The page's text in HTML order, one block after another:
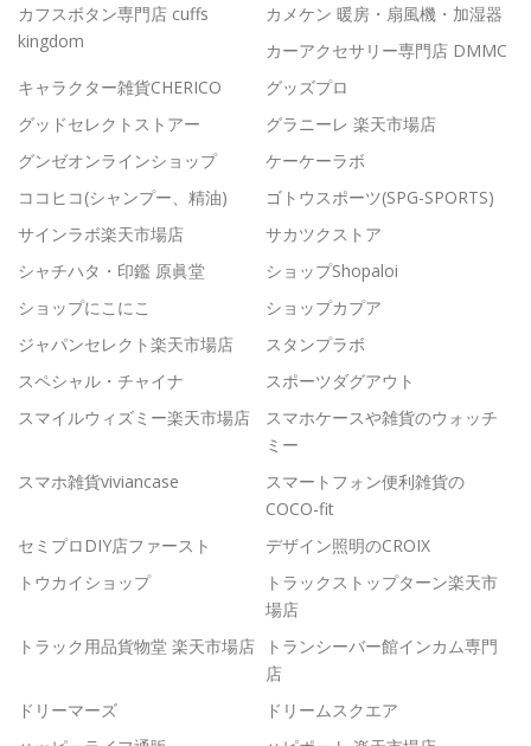
カフスボタン専門店 cuffs
kingdom
カメケン 暖房・扇風機・加湿器
カーアクセサリー専門店 DMMC
キャラクター雑貨CHERICO
グッズプロ
グッドセレクトストアー
グラニーレ 楽天市場店
グンゼオンラインショップ
ケーケーラボ
ココヒコ(シャンプー、精油)
ゴトウスポーツ(SPG-SPORTS)
サインラボ楽天市場店
サカツクストア
シャチハタ・印鑑 原眞堂
ショップShopaloi
ショップにこにこ
ショップカプア
ジャパンセレクト楽天市場店
スタンプラボ
スペシャル・チャイナ
スポーツダグアウト
スマイルウィズミー楽天市場店
スマホケースや雑貨のウォッチ
ミー
スマホ雑貨viviancase
スマートフォン便利雑貨の
COCO-fit
セミプロDIY店ファースト
デザイン照明のCROIX
トウカイショップ
トラックストップターン楽天市
場店
トラック用品貨物堂 楽天市場店
トランシーバー館インカム専門
店
ドリーマーズ
ドリームスクエア